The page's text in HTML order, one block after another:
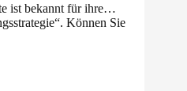
ist bekannt für ihre…
Können Sie